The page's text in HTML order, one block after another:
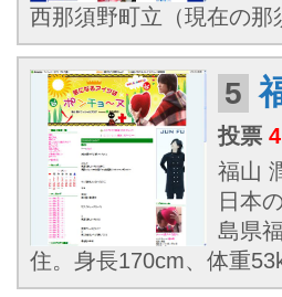
西那須野町立（現在の
5
投票
福山
日本
島県
住。身長170cm、体重